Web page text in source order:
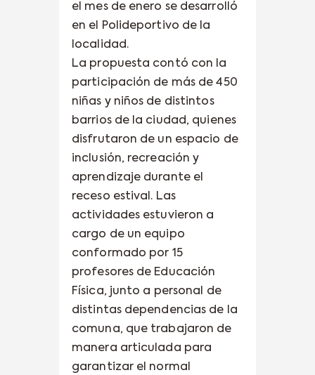
el mes de enero se desarrolló
en el Polideportivo de la
localidad.
La propuesta contó con la
participación de más de 450
niñas y niños de distintos
barrios de la ciudad, quienes
disfrutaron de un espacio de
inclusión, recreación y
aprendizaje durante el
receso estival. Las
actividades estuvieron a
cargo de un equipo
conformado por 15
profesores de Educación
Física, junto a personal de
distintas dependencias de la
comuna, que trabajaron de
manera articulada para
garantizar el normal